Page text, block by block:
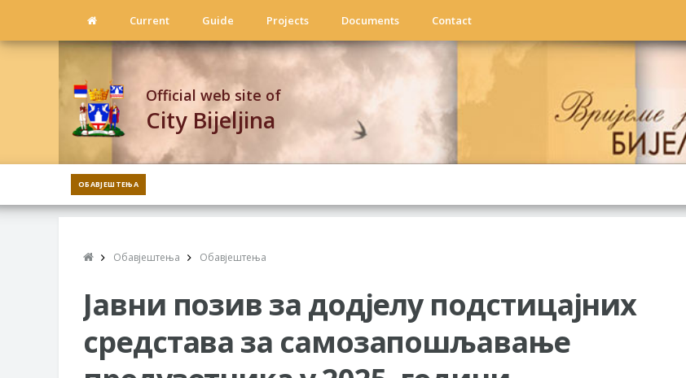
Current Guide Projects Documents Contact
Official web site of
City Bijeljina
ОБАВЈЕШТЕЊА
Обавјештења Обавјештења
Јавни позив за додјелу подстицајних
средстава за самозапошљавање